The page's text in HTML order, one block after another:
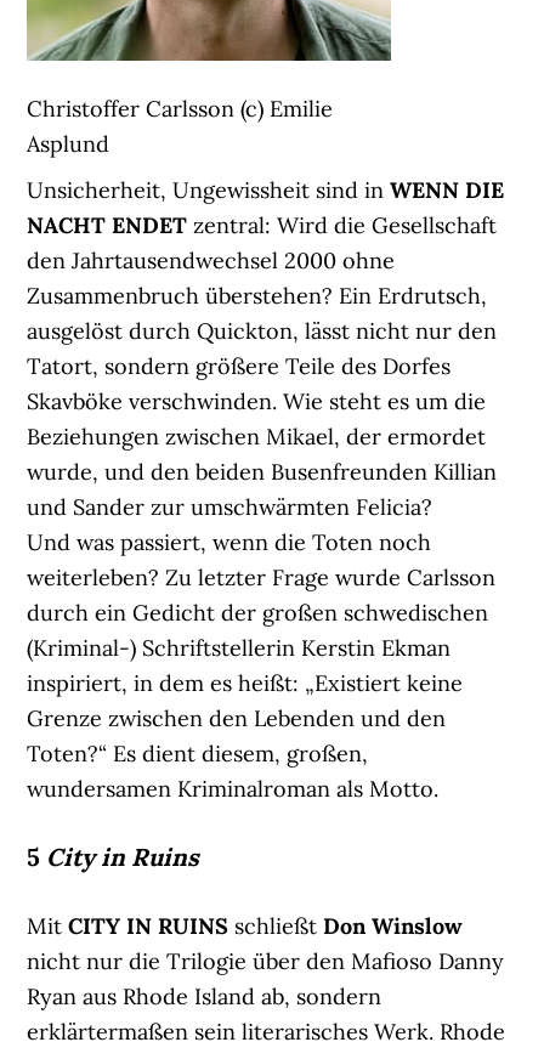
Christoffer Carlsson (c) Emilie
Asplund
Unsicherheit, Ungewissheit sind inWENN DIE
NACHT ENDET zentral: Wird die Gesellschaft
den Jahrtausendwechsel 2000 ohne
Zusammenbruch überstehen? Ein Erdrutsch,
ausgelöst durch Quickton, lässt nicht nur den
Tatort, sondern größere Teile des Dorfes
Skavböke verschwinden. Wie steht es um die
Beziehungen zwischen Mikael, der ermordet
wurde, und den beiden Busenfreunden Killian
und Sander zur umschwärmten Felicia?
Und was passiert, wenn die Toten noch
weiterleben? Zu letzter Frage wurde Carlsson
durch ein Gedicht der großen schwedischen
(Kriminal-) Schriftstellerin Kerstin Ekman
inspiriert, in dem es heißt: „Existiert keine
Grenze zwischen den Lebenden und den
Toten?“ Es dient diesem, großen,
wundersamen Kriminalroman als Motto.
5 City in Ruins
MitCITY IN RUINS schließtDon Winslow
nicht nur die Trilogie über den Mafioso Danny
Ryan aus Rhode Island ab, sondern
erklärtermaßen sein literarisches Werk. Rhode